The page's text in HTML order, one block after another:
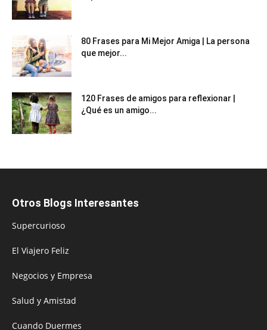
80 Frases para Mi Mejor Amiga | La persona
que mejor...
120 Frases de amigos para reflexionar |
¿Qué es un amigo...
Otros Blogs Interesantes
Supercurioso
El Viajero Feliz
Negocios y Empresa
Salud y Amistad
Cuando Duermes